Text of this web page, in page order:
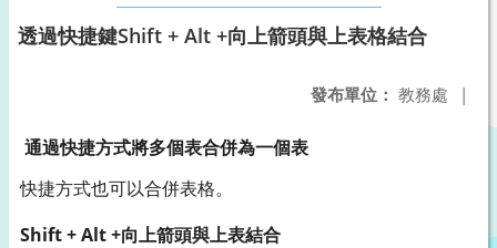
透過快捷鍵Shift + Alt +向上箭頭與上表格結合
發布單位： 教務處 |
通過快捷方式將多個表合併為一個表
快捷方式也可以合併表格。
Shift + Alt +向上箭頭與上表結合